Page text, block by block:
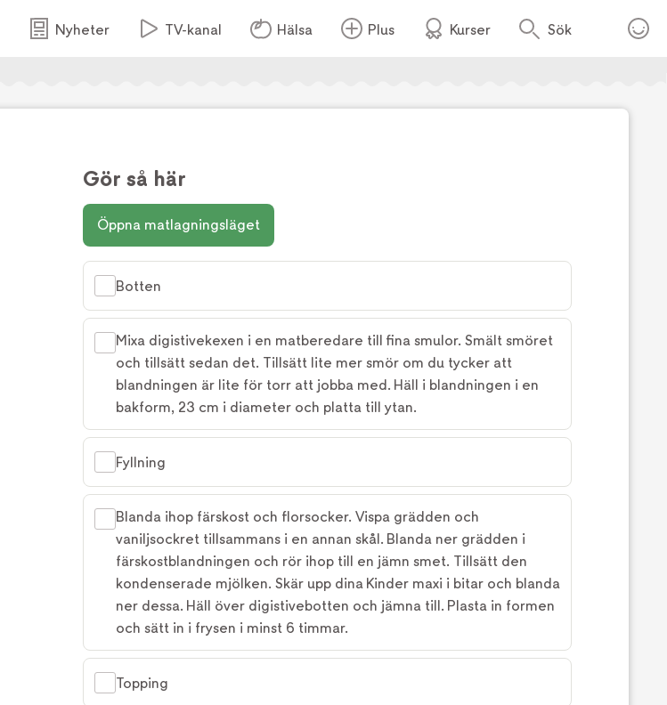
Nyheter TV-kanal Hälsa Plus Kurser Sök
Foto:Tv4
Gör så här
Öppna matlagningsläget
Botten
Mixa digistivekexen i en matberedare till fina smulor. Smält smöret
och tillsätt sedan det. Tillsätt lite mer smör om du tycker att
blandningen är lite för torr att jobba med. Häll i blandningen i en
bakform, 23 cm i diameter och platta till ytan.
Fyllning
Blanda ihop färskost och florsocker. Vispa grädden och
vaniljsockret tillsammans i en annan skål. Blanda ner grädden i
färskostblandningen och rör ihop till en jämn smet. Tillsätt den
kondenserade mjölken. Skär upp dina Kinder maxi i bitar och blanda
ner dessa. Häll över digistivebotten och jämna till. Plasta in formen
och sätt in i frysen i minst 6 timmar.
Topping